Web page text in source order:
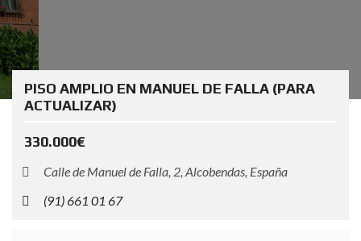
PISO AMPLIO EN MANUEL DE FALLA (PARA
ACTUALIZAR)
330.000€
Calle de Manuel de Falla, 2, Alcobendas, España
(91) 661 01 67